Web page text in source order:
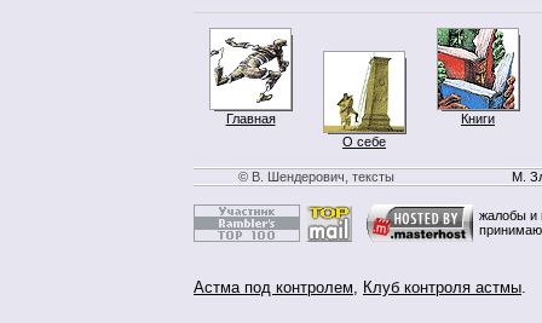
Главная
О себе
Книги
© В. Шендерович, тексты М.
жалобы и
Астма под контролем, Клуб контроля астмы.